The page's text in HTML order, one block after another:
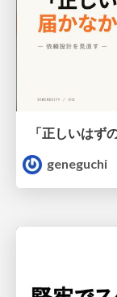
「正しいはず
geneguchi